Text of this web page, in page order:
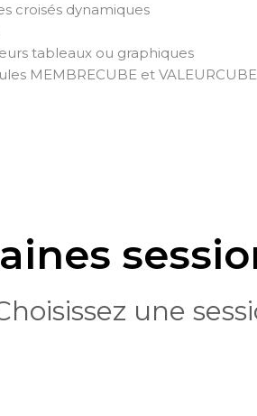
croisés dynamiques
tableaux ou graphiques
MEMBRECUBE et VALEURCUBE
une